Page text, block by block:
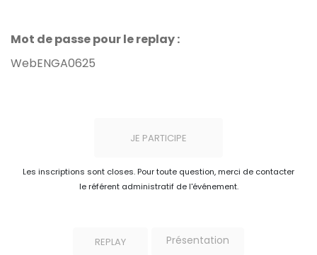
Mot de passe pour le replay :
WebENGA0625
JE PARTICIPE
Les inscriptions sont closes. Pour toute question, merci de contacter
le référent administratif de l'événement.
REPLAY Présentation